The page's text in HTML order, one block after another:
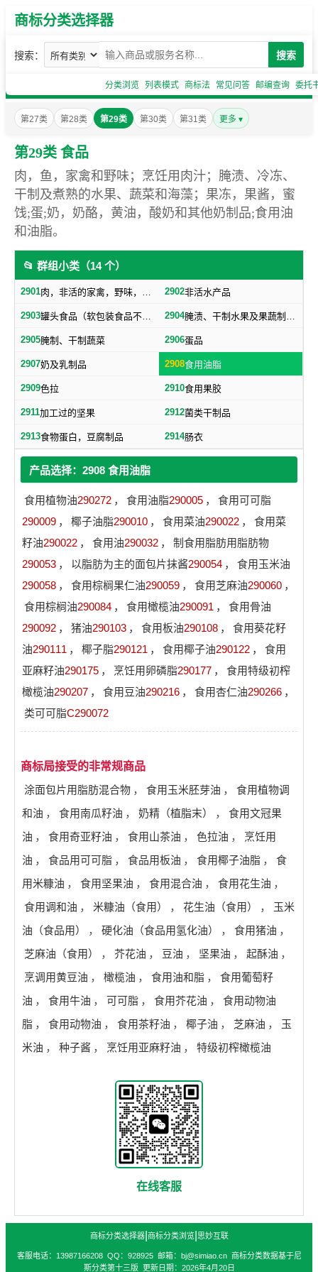
商标分类选择器
搜索： 搜索
分类浏览 列表模式 商标法 常见问答 邮编查询 委托
第27类 第28类 第29类 第30类 第31类 更多 ▾
第29类 食品
肉，鱼，家禽和野味；烹饪用肉汁；腌渍、冷冻、
干制及煮熟的水果、蔬菜和海藻；果冻，果酱，蜜
饯;蛋;奶，奶酪，黄油，酸奶和其他奶制品;食用油
和油脂。
📂 群组小类（14 个）
2901 肉，非活的家禽，野味，肉汁 2902非活水产品
2903 罐头食品（软包装食品不包括在内，随原料制成品归类） 2904 腌渍、干制水果及果蔬制零食小吃
2905腌制、干制蔬菜 2906蛋品
2907奶及乳制品 2908食用油脂
2909色拉 2910食用果胶
2911加工过的坚果 2912菌类干制品
2913食物蛋白，豆腐制品 2914肠衣
产品选择：2908 食用油脂
食用植物油290272 ， 食用油脂290005 ，
食用可可脂
290009 ， 椰子油脂290010 ， 食用菜油290022 ，
食用菜
籽油290022 ， 食用油290032 ，
制食用脂肪用脂肪物
290053 ， 以脂肪为主的面包片抹酱290054 ，
食用玉米油
290058 ， 食用棕榈果仁油290059 ， 食用芝麻油290060 ，
食用棕榈油290084 ， 食用橄榄油290091 ，
食用骨油
290092 ， 猪油290103 ， 食用板油290108 ，
食用葵花籽
油290111 ， 椰子脂290121 ， 食用椰子油290122 ，
食用
亚麻籽油290175 ， 烹饪用卵磷脂290177 ，
食用特级初榨
橄榄油290207 ， 食用豆油290216 ， 食用杏仁油290266 ，
类可可脂C290072
商标局接受的非常规商品
涂面包片用脂肪混合物 ， 食用玉米胚芽油 ，
食用植物调
和油 ， 食用南瓜籽油 ， 奶精（植脂末） ，
食用文冠果
油 ， 食用奇亚籽油 ， 食用山茶油 ， 色拉油 ，
烹饪用
油 ， 食品用可可脂 ， 食品用板油 ， 食用椰子油脂 ，
食
用米糠油 ， 食用坚果油 ， 食用混合油 ， 食用花生油 ，
食用调和油 ， 米糠油（食用） ， 花生油（食用） ，
玉米
油（食品用）
， 硬化油（食品用氢化油） ， 食用猪油 ，
芝麻油（食用）
， 芥花油 ， 豆油 ， 坚果油 ， 起酥油 ，
烹调用黄豆油 ， 橄榄油 ， 食用油和脂 ，
食用葡萄籽
油 ， 食用牛油 ， 可可脂 ， 食用芥花油 ，
食用动物油
脂 ， 食用动物油 ， 食用茶籽油 ， 椰子油 ， 芝麻油 ，
玉
米油 ， 种子酱 ， 烹饪用亚麻籽油 ， 特级初榨橄榄油
在线客服
商标分类选择器| 商标分类浏览| 思妙互联
客服电话：13987166208 QQ：928925 邮箱：bj@simiao.cn 商标分类数据基于尼
斯分类第十三版 更新日期：2026年4月20日